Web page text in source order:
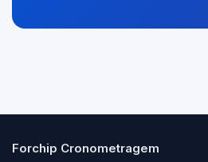
Forchip Cronometragem